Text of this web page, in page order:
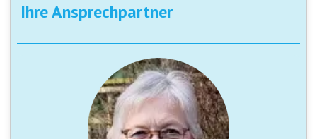
Ihre Ansprechpartner